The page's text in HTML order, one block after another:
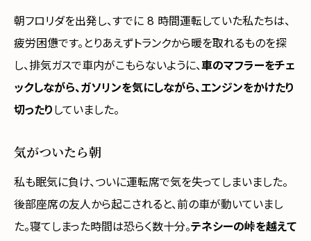
朝フロリダを出発し、すでに 8 時間運転していた私たちは、
疲労困憊です。とりあえずトランクから暖を取れるものを探
し、排気ガスで車内がこもらないように、車のマフラーをチェ
ックしながら、ガソリンを気にしながら、エンジンをかけたり
切ったり していました。
気がついたら朝
私も眠気に負け、ついに運転席で気を失ってしまいました。
後部座席の友人から起こされると、前の車が動いていまし
た。寝てしまった時間は恐らく数十分。テネシーの峠を越えて